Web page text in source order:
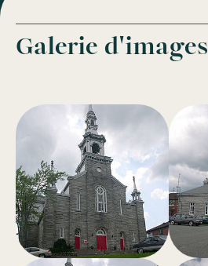
Galerie d'images